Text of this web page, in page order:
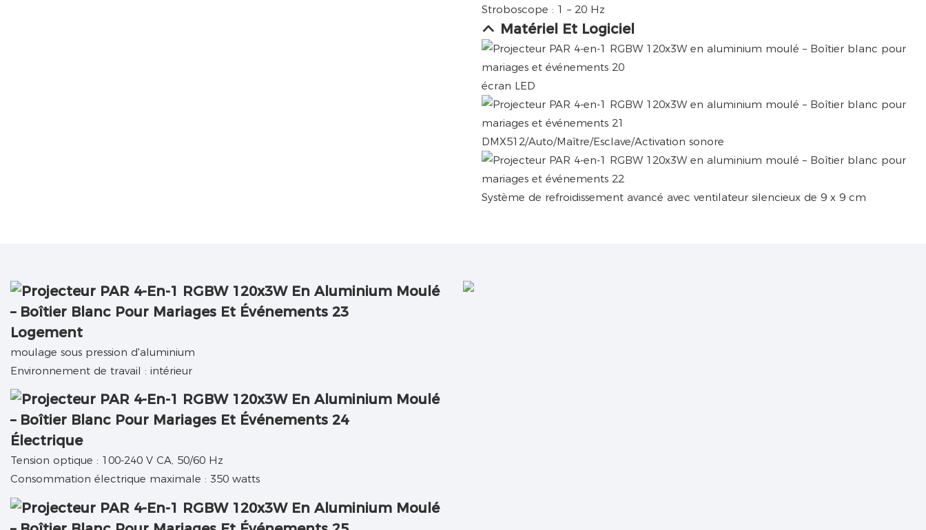
Stroboscope : 1 – 20 Hz
Matériel Et Logiciel
écran LED
DMX512/Auto/Maître/Esclave/Activation sonore
Système de refroidissement avancé avec ventilateur silencieux de 9 x 9 cm
Logement
moulage sous pression d'aluminium
Environnement de travail : intérieur
Électrique
Tension optique : 100-240 V CA, 50/60 Hz
Consommation électrique maximale : 350 watts